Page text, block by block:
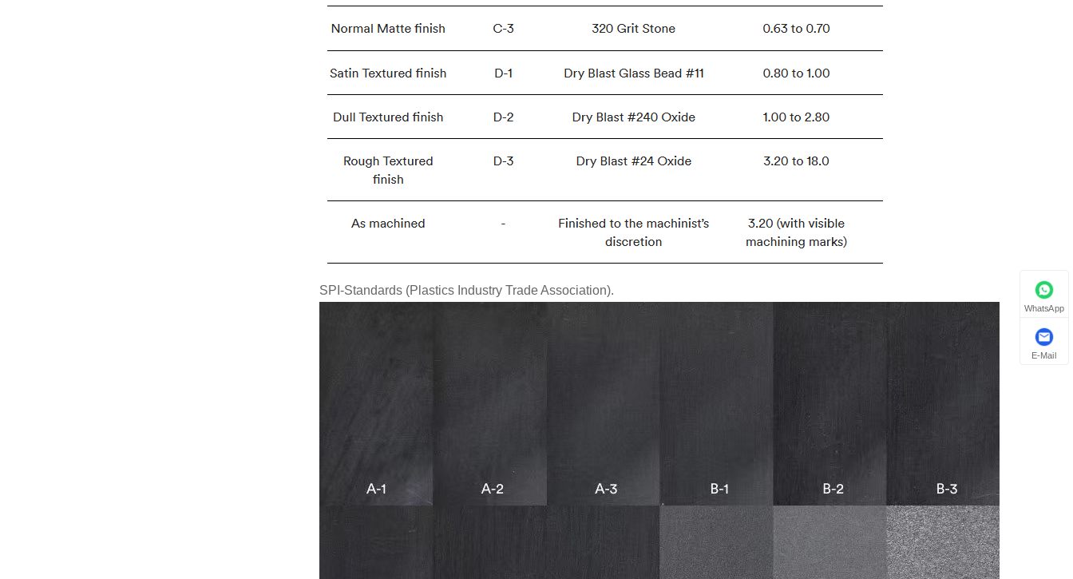
SPI-Standards (Plastics Industry Trade Association).
WhatsApp
E-Mail